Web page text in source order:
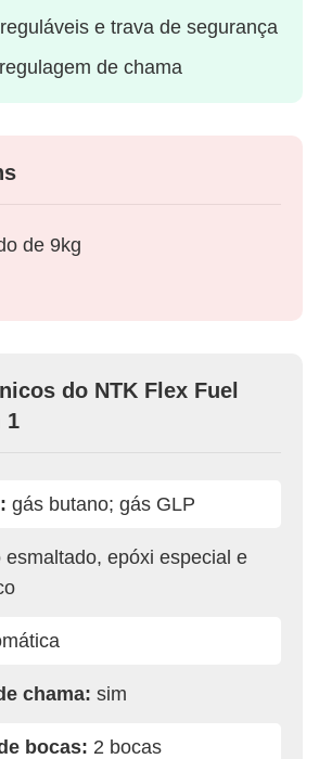
e trava de segurança
de chama
de 9kg
do NTK Flex Fuel
1
gás butano; gás GLP
esmaltado, epóxi especial e
chama: sim
bocas: 2 bocas